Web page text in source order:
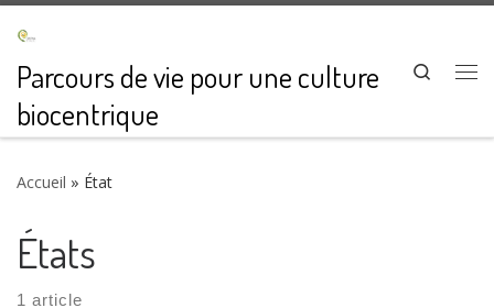
Passer au contenu
Parcours de vie pour une culture
biocentrique
Search
Accueil » État
États
1 article